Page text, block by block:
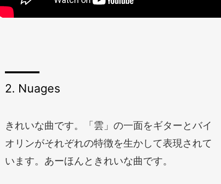
2. Nuages
きれいな曲です。「雲」の一面をギターとバイ
オリンがそれぞれの特徴を生かして表現されて
います。あーほんときれいな曲です。